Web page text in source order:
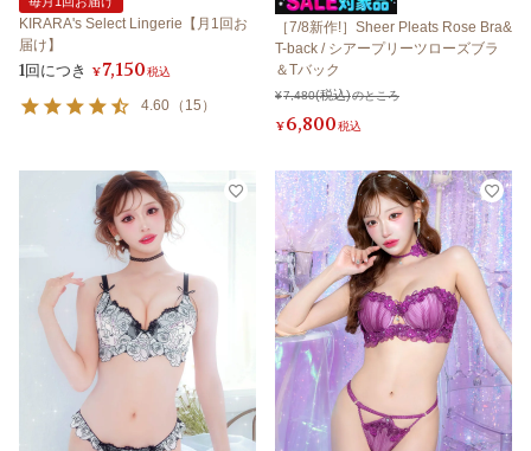
KIRARA's Select Lingerie【月1回お
届け】
1回につき ¥7,150税込
4.60 （ 15 ）
［7/8新作!］Sheer Pleats Rose Bra&
T-back / シアープリーツローズブラ
＆Tバック
¥7,480 のところ
¥6,800税込